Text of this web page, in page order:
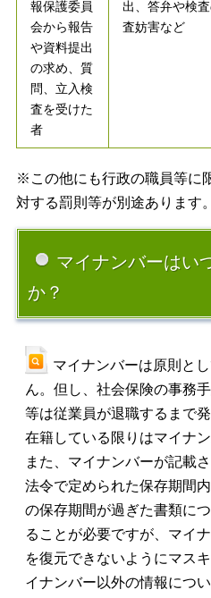
報保護委員
会から報告
や資料提出
の求め、質
問、立入検
査を受けた
者
出、答弁や検
査妨害など
※この他にも行政の職員等に
対する罰則等が別途あります。
マイナンバーはい
か？
マイナンバーは原則と
ん。但し、社会保険の事務
等は従業員が退職するまで
在籍している限りはマイナ
また、マイナンバーが記載
法令で定められた保存期間
の保存期間が過ぎた書類に
ることが必要ですが、マイ
を復元できないようにマス
イナンバー以外の情報につ